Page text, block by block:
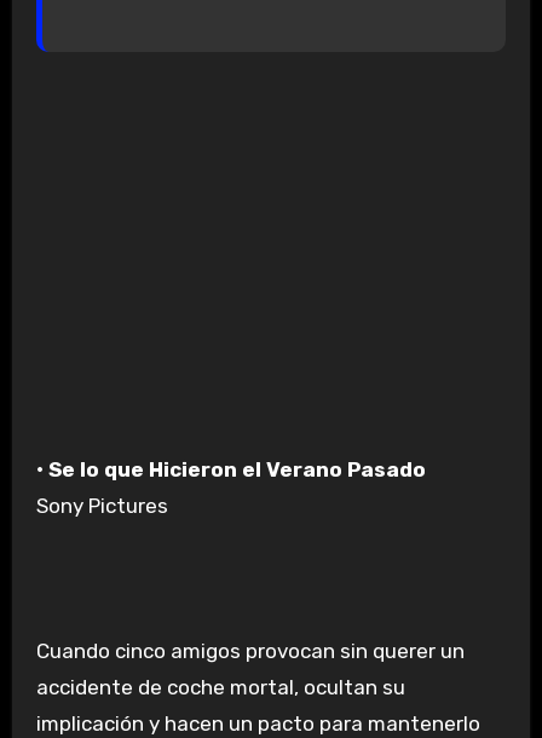
• Se lo que Hicieron el Verano Pasado
Sony Pictures
Cuando cinco amigos provocan sin querer un
accidente de coche mortal, ocultan su
implicación y hacen un pacto para mantenerlo